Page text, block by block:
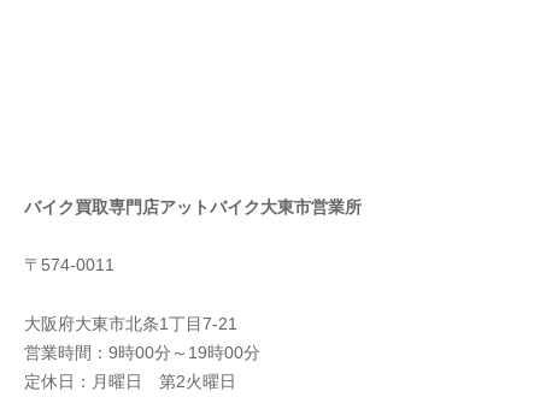
バイク買取専門店アットバイク大東市営業所
〒574-0011
大阪府大東市北条1丁目7-21
営業時間：9時00分～19時00分
定休日：月曜日 第2火曜日